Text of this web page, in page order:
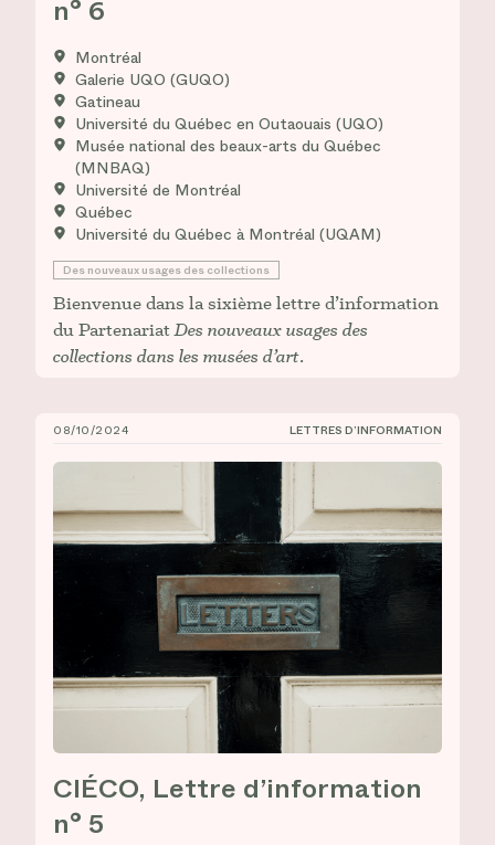
n° 6
Montréal
Galerie UQO (GUQO)
Gatineau
Université du Québec en Outaouais (UQO)
Musée national des beaux-arts du Québec
(MNBAQ)
Université de Montréal
Québec
Université du Québec à Montréal (UQAM)
Des nouveaux usages des collections
Bienvenue dans la sixième lettre d’information
du PartenariatDes nouveaux usages des
collections dans les musées d’art.
CIÉCO, Lettre d’information n° 5
08/10/2024 LETTRES D’INFORMATION
CIÉCO, Lettre d’information
n° 5